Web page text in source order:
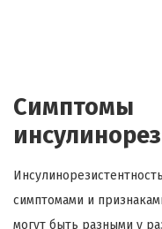
Симптомы
симптомами и
могут быть разными у